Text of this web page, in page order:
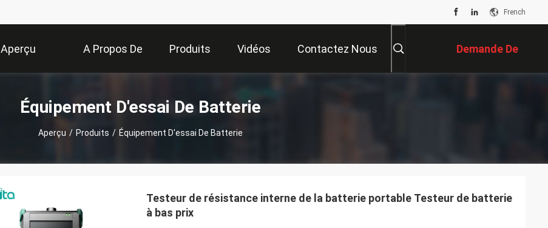
French
Aperçu A Propos De
Nous
Produits Vidéos Contactez Nous Demande De
Soumission
Équipement D'essai De Batterie
Aperçu / Produits / Équipement D'essai De Batterie
Testeur de résistance interne de la batterie portable Testeur de batterie
à bas prix